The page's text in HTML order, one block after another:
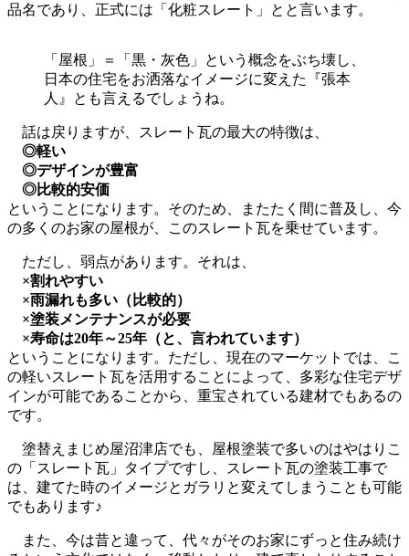
品名であり、正式には「化粧スレート」とと言います。
「屋根」＝「黒・灰色」という概念をぶち壊し、
日本の住宅をお洒落なイメージに変えた『張本
人』とも言えるでしょうね。
話は戻りますが、スレート瓦の最大の特徴は、
◎軽い
◎デザインが豊富
◎比較的安価
ということになります。そのため、またたく間に普及し、今
の多くのお家の屋根が、このスレート瓦を乗せています。
ただし、弱点があります。それは、
×割れやすい
×雨漏れも多い（比較的）
×塗装メンテナンスが必要
×寿命は20年～25年（と、言われています）
ということになります。ただし、現在のマーケットでは、こ
の軽いスレート瓦を活用することによって、多彩な住宅デザ
インが可能であることから、重宝されている建材でもあるの
です。
塗替えまじめ屋沼津店でも、屋根塗装で多いのはやはりこ
の「スレート瓦」タイプですし、スレート瓦の塗装工事で
は、建てた時のイメージとガラリと変えてしまうことも可能
でもあります♪
また、今は昔と違って、代々がそのお家にずっと住み続け